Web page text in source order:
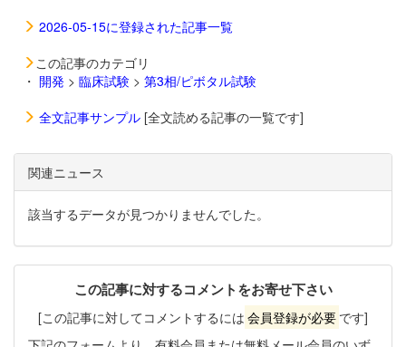
2026-05-15に登録された記事一覧
この記事のカテゴリ
・ 開発 > 臨床試験 > 第3相/ピボタル試験
全文記事サンプル [全文読める記事の一覧です]
関連ニュース
該当するデータが見つかりませんでした。
この記事に対するコメントをお寄せ下さい
[この記事に対してコメントするには 会員登録が必要 です]